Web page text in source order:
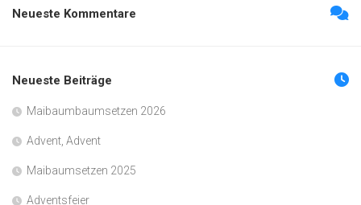
Neueste Kommentare
Neueste Beiträge
Maibaumbaumsetzen 2026
Advent, Advent
Maibaumsetzen 2025
Adventsfeier